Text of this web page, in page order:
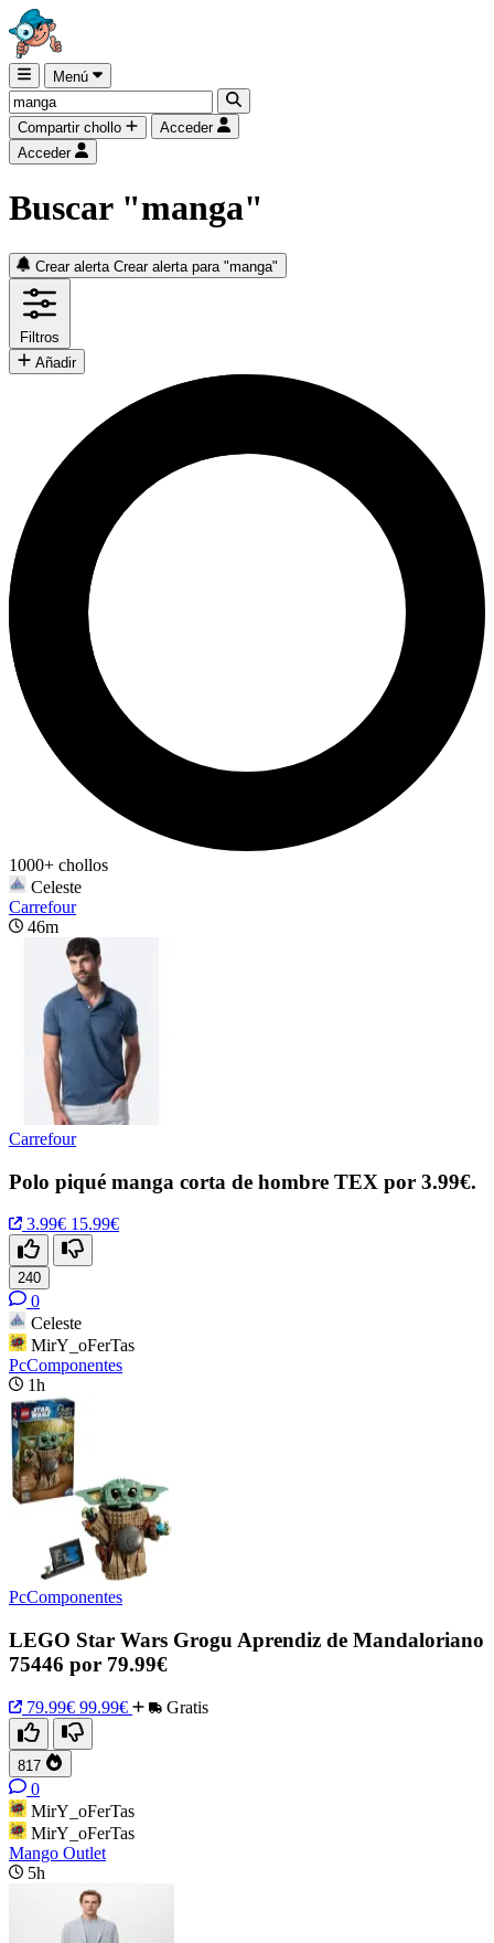
Menú
Compartir chollo
Acceder
Acceder
Buscar "manga"
Crear alerta Crear alerta para "manga"
Filtros
Añadir
1000+ chollos
Celeste
Carrefour
46m
Carrefour
Polo piqué manga corta de hombre TEX por 3.99€.
3.99€ 15.99€
240
0
Celeste
MirY_oFerTas
PcComponentes
1h
PcComponentes
LEGO Star Wars Grogu Aprendiz de Mandaloriano
75446 por 79.99€
79.99€ 99.99€ Gratis
817
0
MirY_oFerTas
MirY_oFerTas
Mango Outlet
5h